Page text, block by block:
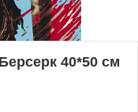
40*50 см